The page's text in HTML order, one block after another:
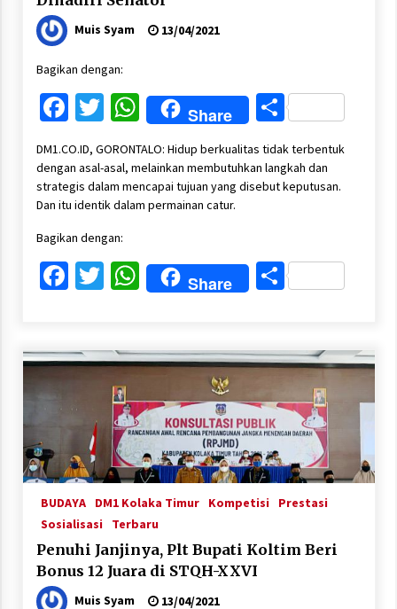
Muis Syam 13/04/2021
Bagikan dengan:
Facebook
Twitter
WhatsApp
Share Share
DM1.CO.ID, GORONTALO: Hidup berkualitas tidak terbentuk
dengan asal-asal, melainkan membutuhkan langkah dan
strategis dalam mencapai tujuan yang disebut keputusan.
Dan itu identik dalam permainan catur.
Bagikan dengan:
Facebook
Twitter
WhatsApp
Share Share
BUDAYA DM1 Kolaka Timur Kompetisi
Prestasi
Sosialisasi
Terbaru
Penuhi Janjinya, Plt Bupati Koltim Beri
Bonus 12 Juara di STQH-XXVI
Muis Syam 13/04/2021